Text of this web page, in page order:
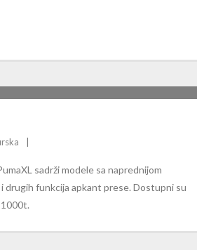
sadrži modele sa naprednijom
drugih funkcija apkant prese. Dostupni su